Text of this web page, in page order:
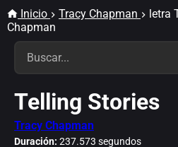
Inicio Tracy Chapman
letra
Chapman
Telling Stories
Tracy Chapman
Duración: 237.573 segundos